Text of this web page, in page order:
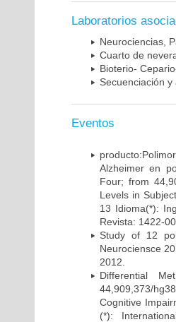
Laboratorios
Neurociencias,
Cuarto de
Bioterio-
Secuenciación
Eventos
Alzheimer en
Four; from
Levels in
13 Idioma(*):
Revista: 1422-
Study of 12
Neurociensce
2012.
Differential
44,909,373/
Cognitive
(*):